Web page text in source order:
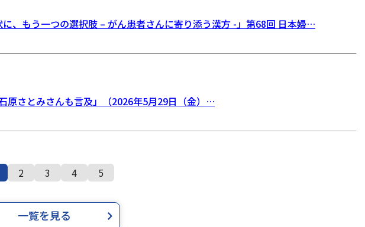
、もう一つの選択肢 – がん患者さんに寄り添う漢方 -」第68回 日本婦…
原さとみさんも言及」（2026年5月29日（金）…
2 3 4 5
一覧を見る